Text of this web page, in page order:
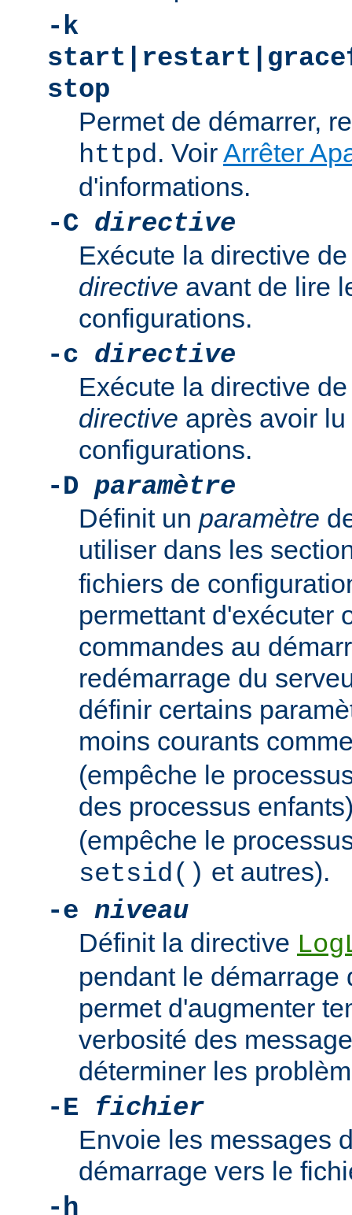
-k
stop
Permet de démarrer,
httpd. VoirArrêter
d'informations.
-C directive
Exécute la directive
directive avant de lire
configurations.
-c directive
Exécute la directive
directive après avoir
configurations.
-D paramètre
Définit un paramètre
utiliser dans les
fichiers de
permettant d'exécuter
commandes au
redémarrage du
définir certains
moins courants
(empêche le
des processus
(empêche le
setsid() et autres).
-e niveau
Définit la directive
pendant le démarrage
permet d'augmenter
verbosité des
déterminer les
-E fichier
Envoie les messages
démarrage vers le
-h